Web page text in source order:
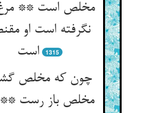
مخلص است ** مرغ
نگرفته است او
است‏
1315
چون که مخلص
مخلص باز رست **